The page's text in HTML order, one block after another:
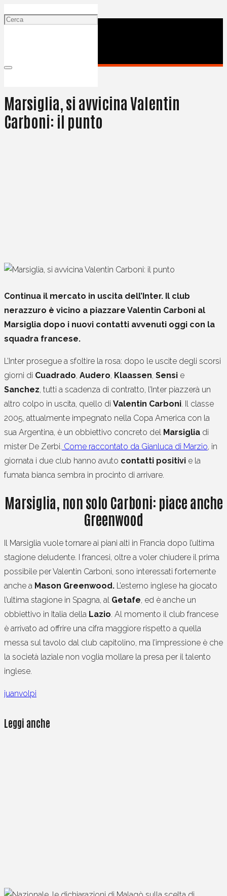
Marsiglia, si avvicina Valentin
Carboni: il punto
Continua il mercato in uscita dell’Inter. Il club
nerazzuro è vicino a piazzare Valentin Carboni al
Marsiglia dopo i nuovi contatti avvenuti oggi con la
squadra francese.
L’Inter prosegue a sfoltire la rosa: dopo le uscite degli scorsi
giorni di Cuadrado, Audero, Klaassen, Sensi e
Sanchez, tutti a scadenza di contratto, l’Inter piazzerà un
altro colpo in uscita, quello di Valentin Carboni. Il classe
2005, attualmente impegnato nella Copa America con la
sua Argentina, è un obbiettivo concreto del Marsiglia di
mister De Zerbi. Come raccontato da Gianluca di Marzio, in
giornata i due club hanno avuto contatti positivi e la
fumata bianca sembra in procinto di arrivare.
Marsiglia, non solo Carboni: piace anche
Greenwood
Il Marsiglia vuole tornare ai piani alti in Francia dopo l’ultima
stagione deludente. I francesi, oltre a voler chiudere il prima
possibile per Valentin Carboni, sono interessati fortemente
anche a Mason Greenwood. L’esterno inglese ha giocato
l’ultima stagione in Spagna, al Getafe, ed è anche un
obbiettivo in Italia della Lazio. Al momento il club francese
è arrivato ad offrire una cifra maggiore rispetto a quella
messa sul tavolo dal club capitolino, ma l’impressione è che
la società laziale non voglia mollare la presa per il talento
inglese.
juanvolpi
Leggi anche